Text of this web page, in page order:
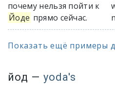
почему нельзя пойти к
Йоде прямо сейчас.
Показать ещё примеры
йод — yoda's